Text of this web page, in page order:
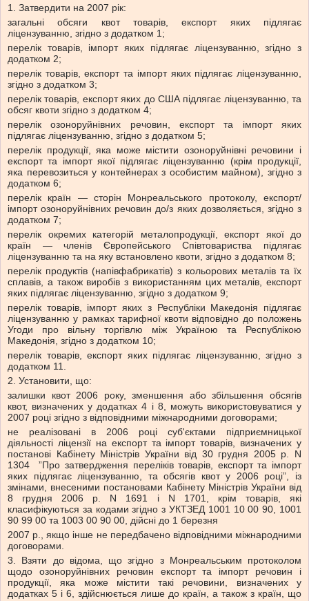
1. Затвердити на 2007 рік:
загальні обсяги квот товарів, експорт яких підлягає
ліцензуванню, згідно з додатком 1;
перелік товарів, імпорт яких підлягає ліцензуванню, згідно з
додатком 2;
перелік товарів, експорт та імпорт яких підлягає ліцензуванню,
згідно з додатком 3;
перелік товарів, експорт яких до США підлягає ліцензуванню, та
обсяг квоти згідно з додатком 4;
перелік озоноруйнівних речовин, експорт та імпорт яких
підлягає ліцензуванню, згідно з додатком 5;
перелік продукції, яка може містити озоноруйнівні речовини і
експорт та імпорт якої підлягає ліцензуванню (крім продукції,
яка перевозиться у контейнерах з особистим майном), згідно з
додатком 6;
перелік країн — сторін Монреальського протоколу, експорт/
імпорт озоноруйнівних речовин до/з яких дозволяється, згідно з
додатком 7;
перелік окремих категорій металопродукції, експорт якої до
країн — членів Європейського Співтовариства підлягає
ліцензуванню та на яку встановлено квоти, згідно з додатком 8;
перелік продуктів (напівфабрикатів) з кольорових металів та їх
сплавів, а також виробів з використанням цих металів, експорт
яких підлягає ліцензуванню, згідно з додатком 9;
перелік товарів, імпорт яких з Республіки Македонія підлягає
ліцензуванню у рамках тарифної квоти відповідно до положень
Угоди про вільну торгівлю між Україною та Республікою
Македонія, згідно з додатком 10;
перелік товарів, експорт яких підлягає ліцензуванню, згідно з
додатком 11.
2. Установити, що:
залишки квот 2006 року, зменшення або збільшення обсягів
квот, визначених у додатках 4 і 8, можуть використовуватися у
2007 році згідно з відповідними міжнародними договорами;
не реалізовані в 2006 році суб'єктами підприємницької
діяльності ліцензії на експорт та імпорт товарів, визначених у
постанові Кабінету Міністрів України від 30 грудня 2005 р. N
1304 ”Про затвердження переліків товарів, експорт та імпорт
яких підлягає ліцензуванню, та обсягів квот у 2006 році”, із
змінами, внесеними постановами Кабінету Міністрів України від
8 грудня 2006 р. N 1691 і N 1701, крім товарів, які
класифікуються за кодами згідно з УКТЗЕД 1001 10 00 90, 1001
90 99 00 та 1003 00 90 00, дійсні до 1 березня
2007 р., якщо інше не передбачено відповідними міжнародними
договорами.
3. Взяти до відома, що згідно з Монреальським протоколом
щодо озоноруйнівних речовин експорт та імпорт речовин і
продукції, яка може містити такі речовини, визначених у
додатках 5 і 6, здійснюється лише до країн, а також з країн, що